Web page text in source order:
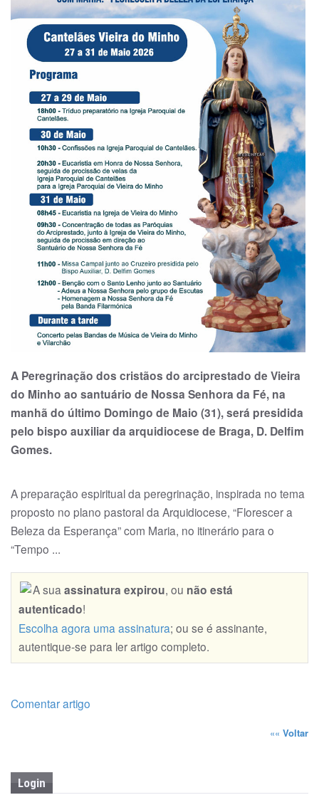
A Peregrinação dos cristãos do arciprestado de Vieira
do Minho ao santuário de Nossa Senhora da Fé, na
manhã do último Domingo de Maio (31), será presidida
pelo bispo auxiliar da arquidiocese de Braga, D. Delfim
Gomes.
A preparação espiritual da peregrinação, inspirada no tema
proposto no plano pastoral da Arqui­dio­cese, “Florescer a
Be­le­za da Esperança” com Maria, no itinerário para o
“Tempo ...
A sua assinatura expirou, ou não está
autenticado!
Escolha agora uma assinatura; ou se é assinante,
autentique-se para ler artigo completo.
Comentar artigo
«« Voltar
Login